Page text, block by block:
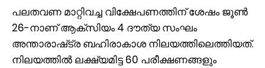
പലതവണ മാറ്റിവച്ച വിക്ഷേപണത്തിന് ശേഷം ജൂൺ
26-നാണ് ആക്സിയം 4 ദൗത്യ സംഘം
അന്താരാഷ്‌ട്ര ബഹിരാകാശ നിലയത്തിലെത്തിയത്.
നിലയത്തില്‍ ലക്ഷ്യമിട്ട 60 പരീക്ഷണങ്ങളും